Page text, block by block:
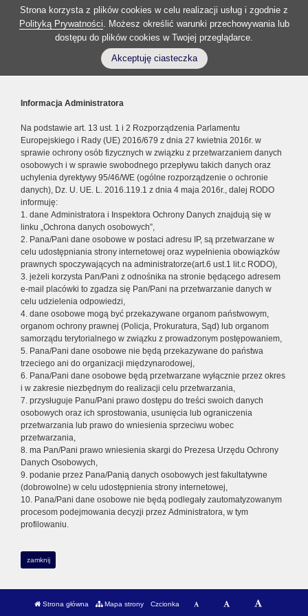
Strona korzysta z plików cookies w celu realizacji usług i zgodnie z
Polityką Prywatności. Możesz określić warunki przechowywania lub
dostępu do plików cookies w Twojej przeglądarce.
Akceptuję ciasteczka
Informacja Administratora
Na podstawie art. 13 ust. 1 i 2 Rozporządzenia Parlamentu
Europejskiego i Rady (UE) 2016/679 z dnia 27 kwietnia 2016r. w
sprawie ochrony osób fizycznych w związku z przetwarzaniem danych
osobowych i w sprawie swobodnego przepływu takich danych oraz
uchylenia dyrektywy 95/46/WE (ogólne rozporządzenie o ochronie
danych), Dz. U. UE. L. 2016.119.1 z dnia 4 maja 2016r., dalej RODO
informuję:
1. dane Administratora i Inspektora Ochrony Danych znajdują się w
linku „Ochrona danych osobowych”,
2. Pana/Pani dane osobowe w postaci adresu IP, są przetwarzane w
celu udostępniania strony internetowej oraz wypełnienia obowiązków
prawnych spoczywających na administratorze(art.6 ust.1 lit.c RODO),
3. jeżeli korzysta Pan/Pani z odnośnika na stronie będącego adresem
e-mail placówki to zgadza się Pan/Pani na przetwarzanie danych w
celu udzielenia odpowiedzi,
4. dane osobowe mogą być przekazywane organom państwowym,
organom ochrony prawnej (Policja, Prokuratura, Sąd) lub organom
samorządu terytorialnego w związku z prowadzonym postępowaniem,
5. Pana/Pani dane osobowe nie będą przekazywane do państwa
trzeciego ani do organizacji międzynarodowej,
6. Pana/Pani dane osobowe będą przetwarzane wyłącznie przez okres
i w zakresie niezbędnym do realizacji celu przetwarzania,
7. przysługuje Panu/Pani prawo dostępu do treści swoich danych
osobowych oraz ich sprostowania, usunięcia lub ograniczenia
przetwarzania lub prawo do wniesienia sprzeciwu wobec
przetwarzania,
8. ma Pan/Pani prawo wniesienia skargi do Prezesa Urzędu Ochrony
Danych Osobowych,
9. podanie przez Pana/Panią danych osobowych jest fakultatywne
(dobrowolne) w celu udostępnienia strony internetowej,
10. Pana/Pani dane osobowe nie będą podlegały zautomatyzowanym
procesom podejmowania decyzji przez Administratora, w tym
profilowaniu.
zamknij
Strona główna Mapa strony Czcionka